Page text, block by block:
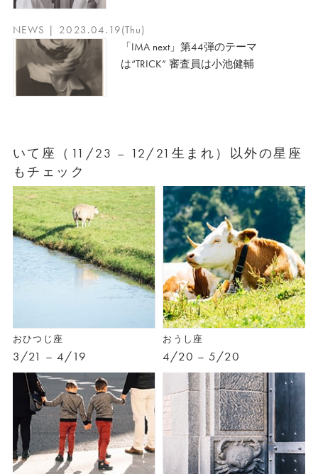
NEWS | 2023.04.19(Thu)
「IMA next」第44弾のテーマ
は“TRICK” 審査員は小池健輔
いて座（11/23 – 12/21生まれ）以外の星座
もチェック
おひつじ座
3/21 – 4/19
おうし座
4/20 – 5/20